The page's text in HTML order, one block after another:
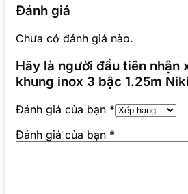
Đánh giá
Chưa có đánh giá nào.
Hãy là người đầu tiên nhận
khung inox 3 bậc 1.25m
Đánh giá của bạn *
Đánh giá của bạn *